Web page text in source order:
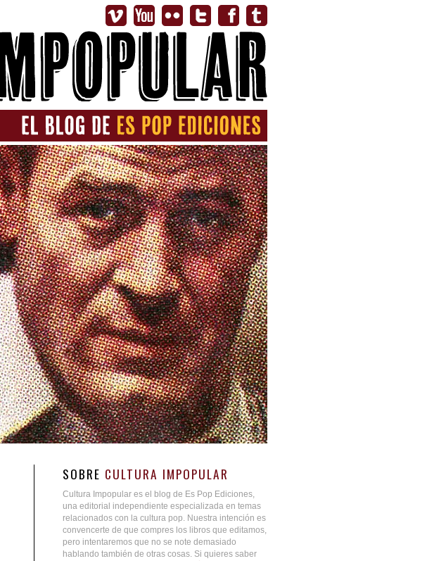
SOBRE CULTURA IMPOPULAR
Cultura Impopular es el blog de Es Pop Ediciones,
una editorial independiente especializada en temas
relacionados con la cultura pop. Nuestra intención es
convencerte de que compres los libros que editamos,
pero intentaremos que no se note demasiado
hablando también de otras cosas. Si quieres saber